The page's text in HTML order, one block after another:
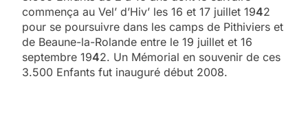
commença au Vel’ d’Hiv’ les 16 et 17 juillet 1942
pour se poursuivre dans les camps de Pithiviers et
de Beaune-la-Rolande entre le 19 juillet et 16
septembre 1942. Un Mémorial en souvenir de ces
3.500 Enfants fut inauguré début 2008.